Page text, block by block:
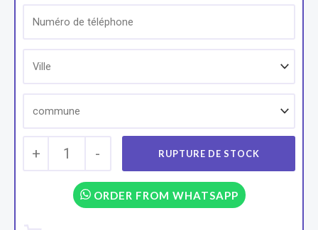
+ 1 -
ORDER FROM WHATSAPP